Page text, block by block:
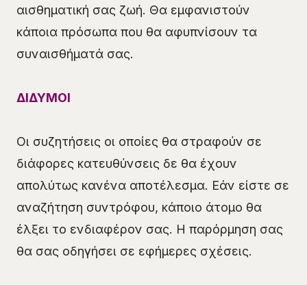
αισθηματική σας ζωή. Θα εμφανιστούν
κάποια πρόσωπα που θα αφυπνίσουν τα
συναισθήματά σας.
ΔΙΔΥΜΟΙ
Οι συζητήσεις οι οποίες θα στραφούν σε
διάφορες κατευθύνσεις δε θα έχουν
απολύτως κανένα αποτέλεσμα. Εάν είστε σε
αναζήτηση συντρόφου, κάποιο άτομο θα
έλξει το ενδιαφέρον σας. Η παρόρμηση σας
θα σας οδηγήσει σε εφήμερες σχέσεις.